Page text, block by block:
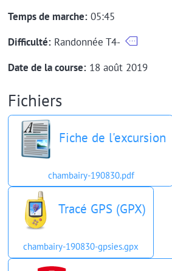
Temps de marche:05:45
Difficulté:Randonnée T4-
Date de la course:18 août 2019
Fichiers
Fiche de l'excursion
chambairy-190830.pdf
Tracé GPS (GPX)
chambairy-190830-gpsies.gpx